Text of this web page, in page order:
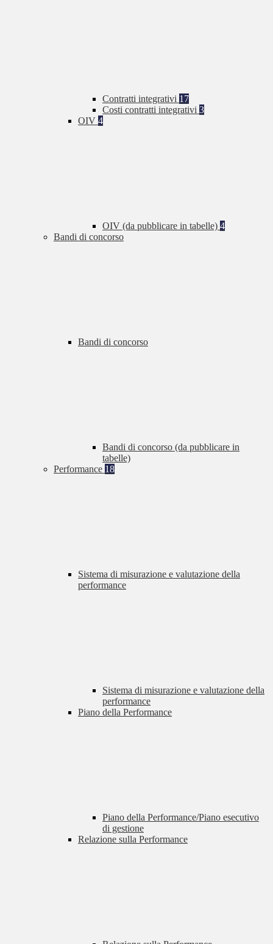
Contratti integrativi 17
Costi contratti integrativi 3
OIV 4
OIV (da pubblicare in tabelle) 4
Bandi di concorso
Bandi di concorso
Bandi di concorso (da pubblicare in
tabelle)
Performance 18
Sistema di misurazione e valutazione della
performance
Sistema di misurazione e valutazione della
performance
Piano della Performance
Piano della Performance/Piano esecutivo
di gestione
Relazione sulla Performance